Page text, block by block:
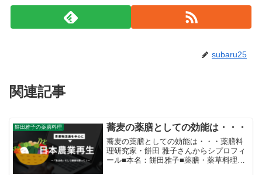
subaru25
関連記事
餅田雅子の薬膳料理 蕎麦の薬膳としての効能は・・・
蕎麦の薬膳としての効能は・・・薬膳料
理研究家・餅田 雅子さんからシプロフィ
ール■本名：餅田雅子■薬膳・薬草料理研